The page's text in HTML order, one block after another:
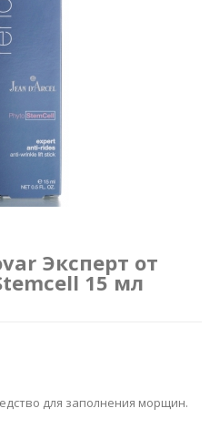
Эксперт от
15 мл
для заполнения морщин.